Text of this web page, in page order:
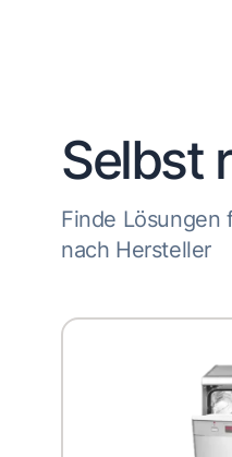
Selbst
Finde Lösungen
nach Hersteller